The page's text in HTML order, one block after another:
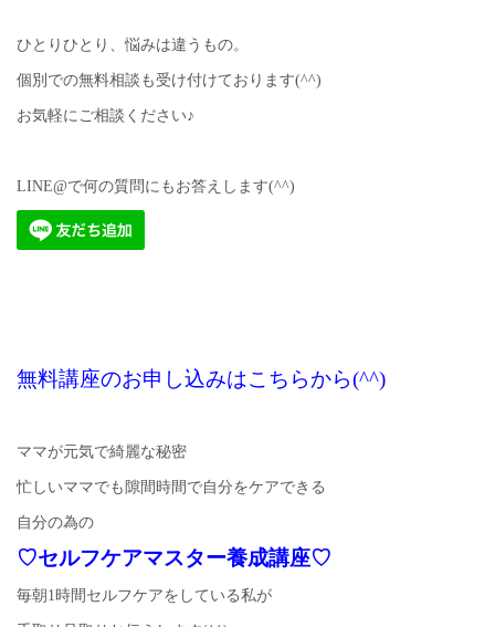
ひとりひとり、悩みは違うもの。
個別での無料相談も受け付けております(^^)
お気軽にご相談ください♪
LINE@で何の質問にもお答えします(^^)
無料講座のお申し込みはこちらから(^^)
ママが元気で綺麗な秘密
忙しいママでも隙間時間で自分をケアできる
自分の為の
♡セルフケアマスター養成講座♡
毎朝1時間セルフケアをしている私が